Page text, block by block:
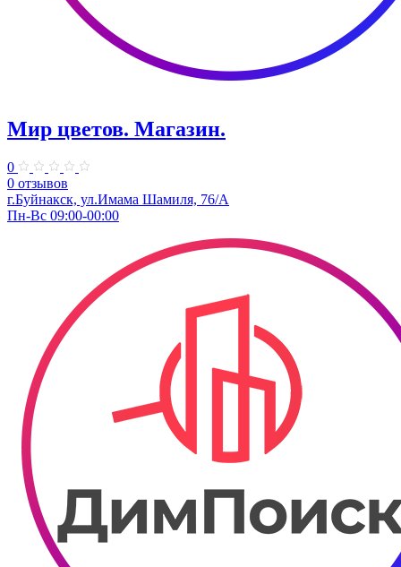
Мир цветов. ​Магазин.
0
0 отзывов
г.Буйнакск, ул.​​Имама Шамиля, 76/А
Пн-Вс 09:00-00:00